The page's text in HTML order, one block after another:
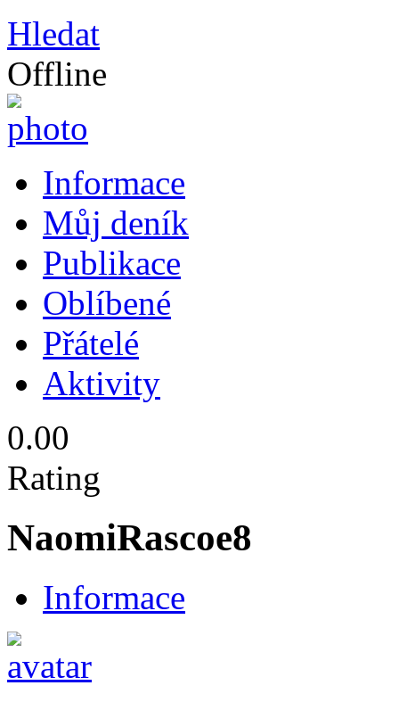
Hledat
Offline
Informace
Můj deník
Publikace
Oblíbené
Přátelé
Aktivity
0.00
Rating
NaomiRascoe8
Informace